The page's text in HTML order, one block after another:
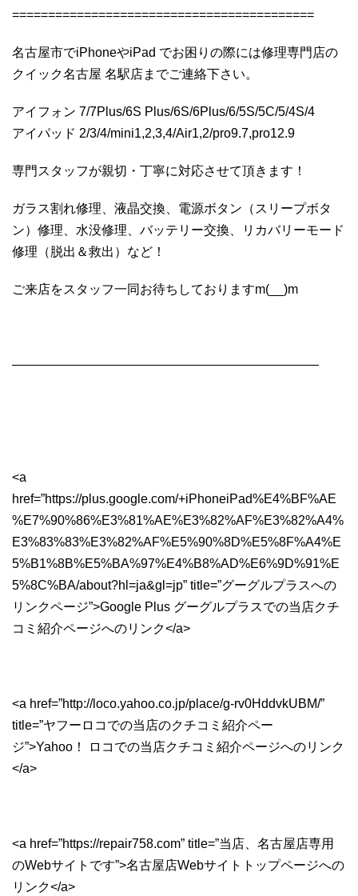
==========================================
名古屋市でiPhoneやiPad でお困りの際には修理専門店の
クイック名古屋 名駅店までご連絡下さい。
アイフォン 7/7Plus/6S Plus/6S/6Plus/6/5S/5C/5/4S/4
アイパッド 2/3/4/mini1,2,3,4/Air1,2/pro9.7,pro12.9
専門スタッフが親切・丁寧に対応させて頂きます！
ガラス割れ修理、液晶交換、電源ボタン（スリープボタ
ン）修理、水没修理、バッテリー交換、リカバリーモード
修理（脱出＆救出）など！
ご来店をスタッフ一同お待ちしておりますm(__)m
————————————————————————
<a
href=”https://plus.google.com/+iPhoneiPad%E4%BF%AE
%E7%90%86%E3%81%AE%E3%82%AF%E3%82%A4%
E3%83%83%E3%82%AF%E5%90%8D%E5%8F%A4%E
5%B1%8B%E5%BA%97%E4%B8%AD%E6%9D%91%E
5%8C%BA/about?hl=ja&gl=jp” title=”グーグルプラスへの
リンクページ”>Google Plus グーグルプラスでの当店クチ
コミ紹介ページへのリンク</a>
<a href=”http://loco.yahoo.co.jp/place/g-rv0HddvkUBM/”
title=”ヤフーロコでの当店のクチコミ紹介ペー
ジ”>Yahoo！ ロコでの当店クチコミ紹介ページへのリンク
</a>
<a href=”https://repair758.com” title=”当店、名古屋店専用
のWebサイトです”>名古屋店Webサイトトップページへの
リンク</a>